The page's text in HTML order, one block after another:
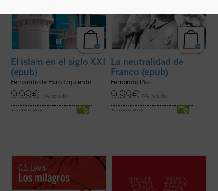
El islam en el siglo XXI
(epub)
Fernando de Haro Izquierdo
9,99€ IVA incluido
disponible en ebook:
La neutralidad de
Franco (epub)
Fernando Paz
9,99€ IVA incluido
disponible en ebook:
En el presente libro, convertido en todo un
clásico, C.S. Lewis desafía en su propio
terreno las visiones filosóficas de
racionalistas, agnósticos y deístas, que
llevan a una negación a priori de los
Testamento con la que se recorren los
momentos más importantes de la historia